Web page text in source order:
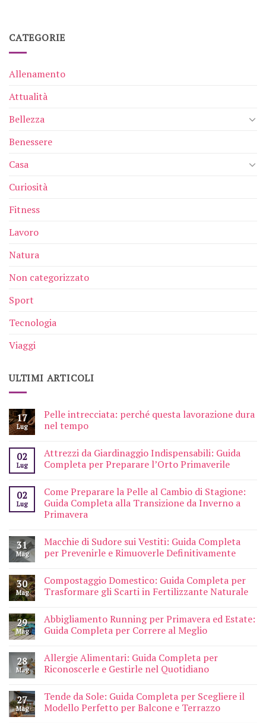
CATEGORIE
Allenamento
Attualità
Bellezza
Benessere
Casa
Curiosità
Fitness
Lavoro
Natura
Non categorizzato
Sport
Tecnologia
Viaggi
ULTIMI ARTICOLI
17
Lug
Pelle intrecciata: perché questa lavorazione dura
nel tempo
02
Lug
Attrezzi da Giardinaggio Indispensabili: Guida
Completa per Preparare l’Orto Primaverile
02
Lug
Come Preparare la Pelle al Cambio di Stagione:
Guida Completa alla Transizione da Inverno a
Primavera
31
Mag
Macchie di Sudore sui Vestiti: Guida Completa
per Prevenirle e Rimuoverle Definitivamente
30
Mag
Compostaggio Domestico: Guida Completa per
Trasformare gli Scarti in Fertilizzante Naturale
29
Mag
Abbigliamento Running per Primavera ed Estate:
Guida Completa per Correre al Meglio
28
Mag
Allergie Alimentari: Guida Completa per
Riconoscerle e Gestirle nel Quotidiano
27
Mag
Tende da Sole: Guida Completa per Scegliere il
Modello Perfetto per Balcone e Terrazzo